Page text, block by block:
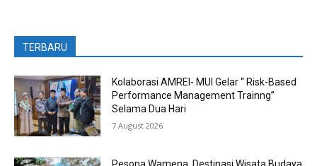
TERBARU
Kolaborasi AMREI- MUI Gelar “ Risk-Based
Performance Management Trainng”
Selama Dua Hari
7 August 2026
Pesona Wamena, Destinasi Wisata Budaya